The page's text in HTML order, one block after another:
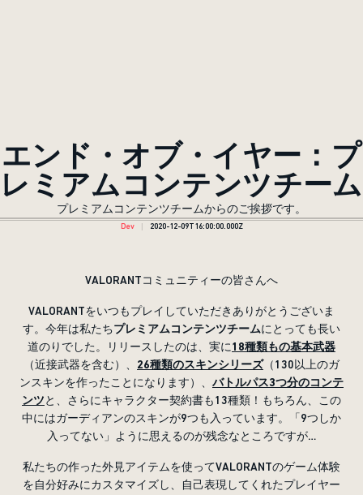
エンド・オブ・イヤー：プ
レミアムコンテンツチーム
プレミアムコンテンツチームからのご挨拶です。
Dev 2020-12-09T16:00:00.000Z
VALORANTコミュニティーの皆さんへ
VALORANTをいつもプレイしていただきありがとうございま
す。今年は私たちプレミアムコンテンツチームにとっても長い
道のりでした。リリースしたのは、実に18種類もの基本武器
（近接武器を含む）、 26種類のスキンシリーズ（130以上のガ
ンスキンを作ったことになります）、 バトルパス3つ分のコンテ
ンツと、さらにキャラクター契約書も13種類！もちろん、この
中にはガーディアンのスキンが9つも入っています。「9つしか
入ってない」ように思えるのが残念なところですが…
私たちの作った外見アイテムを使ってVALORANTのゲーム体験
を自分好みにカスタマイズし、自己表現してくれたプレイヤー